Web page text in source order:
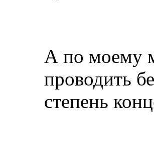
А по моему
проводить
степень